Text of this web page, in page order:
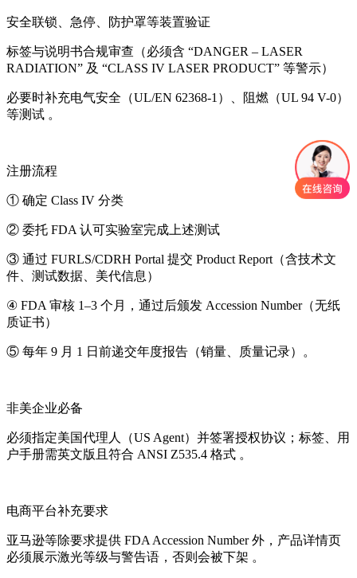
安全联锁、急停、防护罩等装置验证
标签与说明书合规审查（必须含 “DANGER – LASER
RADIATION” 及 “CLASS IV LASER PRODUCT” 等警示）
必要时补充电气安全（UL/EN 62368-1）、阻燃（UL 94 V-0）
等测试 。
注册流程
① 确定 Class IV 分类
② 委托 FDA 认可实验室完成上述测试
③ 通过 FURLS/CDRH Portal 提交 Product Report（含技术文
件、测试数据、美代信息）
④ FDA 审核 1–3 个月，通过后颁发 Accession Number（无纸
质证书）
⑤ 每年 9 月 1 日前递交年度报告（销量、质量记录）。
非美企业必备
必须指定美国代理人（US Agent）并签署授权协议；标签、用
户手册需英文版且符合 ANSI Z535.4 格式 。
电商平台补充要求
亚马逊等除要求提供 FDA Accession Number 外，产品详情页
必须展示激光等级与警告语，否则会被下架 。